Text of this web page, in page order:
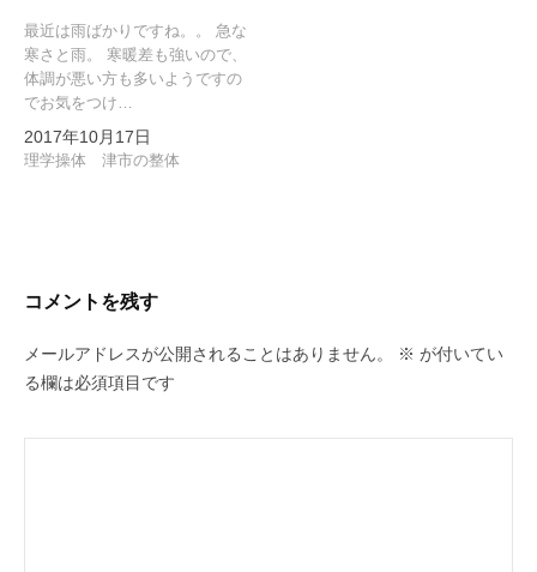
最近は雨ばかりですね。。 急な
寒さと雨。 寒暖差も強いので、
体調が悪い方も多いようですの
でお気をつけ…
2017年10月17日
理学操体 津市の整体
コメントを残す
メールアドレスが公開されることはありません。 ※ が付いてい
る欄は必須項目です